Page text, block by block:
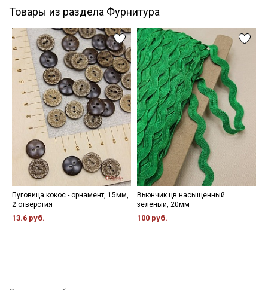
Товары из раздела Фурнитура
Пуговица кокос - орнамент, 15мм,
2 отверстия
13.6 руб.
Вьюнчик цв.насыщенный
зеленый, 20мм
100 руб.